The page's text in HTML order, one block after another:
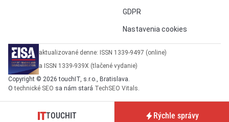
GDPR
Nastavenia cookies
aktualizované denne: ISSN 1339-9497 (online)
a ISSN 1339-939X (tlačené vydanie)
Copyright © 2026 touchIT, s.r.o., Bratislava.
Otechnické SEO sa nám stará TechSEO Vitals
TOUCHIT Rýchle správy